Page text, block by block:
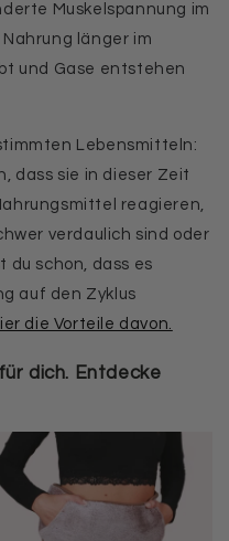
Muskelspannung im
länger im
und Gase entstehen
Lebensmitteln:
dass sie in dieser Zeit
reagieren,
verdaulich sind oder
du schon, dass es
auf den Zyklus
die Vorteile davon.
dich. Entdecke